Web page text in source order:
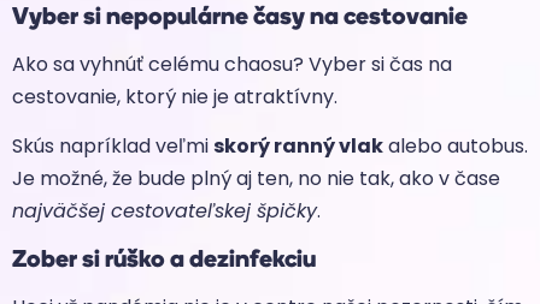
Vyber si nepopulárne časy na cestovanie
Ako sa vyhnúť celému chaosu? Vyber si čas na
cestovanie, ktorý nie je atraktívny.
Skús napríklad veľmiskorý ranný vlakalebo autobus.
Je možné, že bude plný aj ten, no nie tak, ako v čase
najväčšej cestovateľskej špičky.
Zober si rúško a dezinfekciu